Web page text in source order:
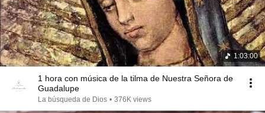
1:03:00
1 hora con música de la tilma de Nuestra Señora de
Guadalupe
La búsqueda de Dios • 376K views